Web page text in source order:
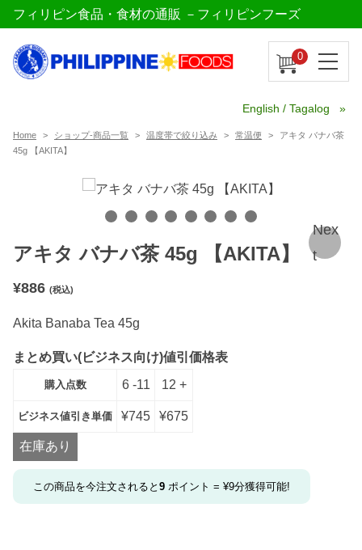
フィリピン食品・食材の通販 －フィリピンフーズ
0
English / Tagalog
Home ショップ-商品一覧 温度帯で絞り込み 常温便
アキタ バナバ茶
45g 【AKITA】
Nex
t
アキタ バナバ茶 45g 【AKITA】
¥886 (税込)
Akita Banaba Tea 45g
まとめ買い(ビジネス向け)値引価格表
購入点数 6 -11 12 +
ビジネス値引き単価 ¥745 ¥675
在庫あり
この商品を今注文されると 9 ポイント = ¥9分獲得可能!